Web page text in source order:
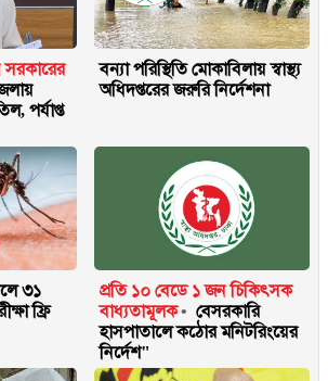
সরকারের
পর্যাপ্ত
বন্যা পরিস্থিতি মোকাবিলায় স্বাস্থ্য
অধিদপ্তরের জরুরি নির্দেশনা
৩১
ফ্রি
প্রতি ১০ বেডে ১ জন চিকিৎসক
বাধ্যতামূলক
বেসরকারি
হাসপাতালে কঠোর মনিটরিংয়ের
নির্দেশ"